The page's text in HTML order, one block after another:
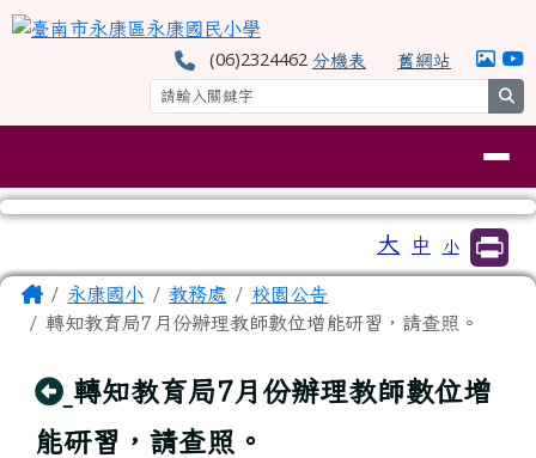
跳至主內容區
臺南市永康區永康國民小學
(06)2324462分機表 舊網站
⏸
大 中 小
主內容區域
Home永康國小 教務處
校園公告
轉知教育局7月份辦理教師數位增能研習，請查照。
回上頁
轉知教育局7月份辦理教師數位增
能研習，請查照。
頁尾區域